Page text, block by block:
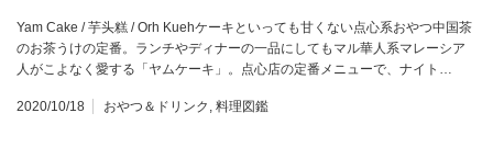
Yam Cake / 芋头糕 / Orh Kuehケーキといっても甘くない点心系おやつ中国茶
のお茶うけの定番。ランチやディナーの一品にしてもマル華人系マレーシア
人がこよなく愛する「ヤムケーキ」。点心店の定番メニューで、ナイト…
2020/10/18 おやつ＆ドリンク , 料理図鑑